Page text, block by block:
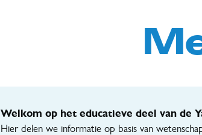
Welkom op het educatieve deel van de
Hier delen we informatie op basis van